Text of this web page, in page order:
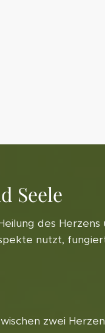
Seele
des
nutzt, fungiert
zwei